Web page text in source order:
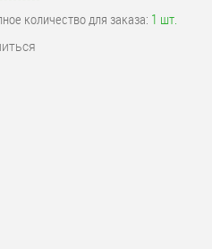
количество для заказа: 1 шт.